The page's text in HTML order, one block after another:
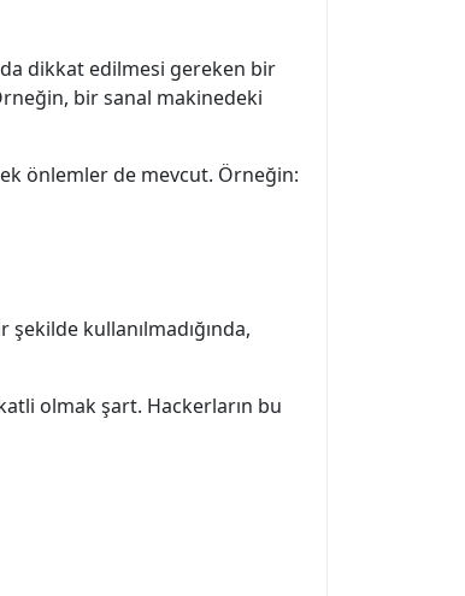
dikkat edilmesi gereken bir
bir sanal makinedeki
önlemler de mevcut. Örneğin:
kullanılmadığında,
olmak şart. Hackerların bu